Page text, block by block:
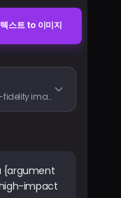
텍스트 to 이미지
Flexible image sizes and high-fidelity image inputs